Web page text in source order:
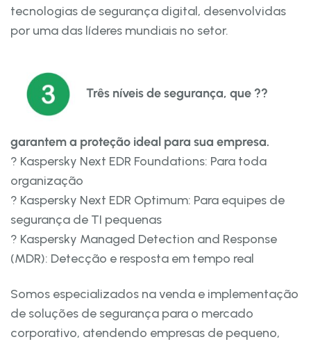
tecnologias de segurança digital, desenvolvidas
por uma das líderes mundiais no setor.
Três níveis de segurança, que ??
garantem a proteção ideal para sua empresa.
? Kaspersky Next EDR Foundations: Para toda
organização
? Kaspersky Next EDR Optimum: Para equipes de
segurança de TI pequenas
? Kaspersky Managed Detection and Response
(MDR): Detecção e resposta em tempo real
Somos especializados na venda e implementação
de soluções de segurança para o mercado
corporativo, atendendo empresas de pequeno,